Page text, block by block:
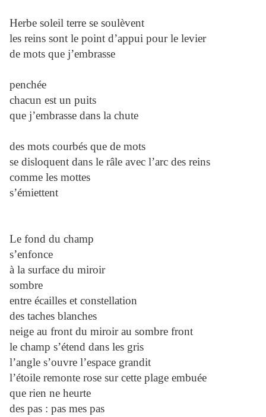
Herbe soleil terre se soulèvent
les reins sont le point d’appui pour le levier
de mots que j’embrasse
penchée
chacun est un puits
que j’embrasse dans la chute
des mots courbés que de mots
se disloquent dans le râle avec l’arc des reins
comme les mottes
s’émiettent
Le fond du champ
s’enfonce
à la surface du miroir
sombre
entre écailles et constellation
des taches blanches
neige au front du miroir au sombre front
le champ s’étend dans les gris
l’angle s’ouvre l’espace grandit
l’étoile remonte rose sur cette plage embuée
que rien ne heurte
des pas : pas mes pas